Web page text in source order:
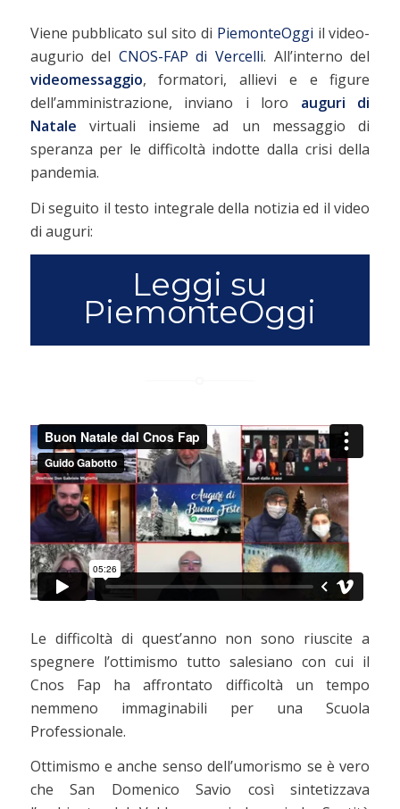
Viene pubblicato sul sito di PiemonteOggi il video-
augurio del CNOS-FAP di Vercelli. All’interno del
videomessaggio, formatori, allievi e e figure
dell’amministrazione, inviano i loro auguri di
Natale virtuali insieme ad un messaggio di
speranza per le difficoltà indotte dalla crisi della
pandemia.
Di seguito il testo integrale della notizia ed il video
di auguri:
Leggi su
PiemonteOggi
Le difficoltà di quest’anno non sono riuscite a
spegnere l’ottimismo tutto salesiano con cui il
Cnos Fap ha affrontato difficoltà un tempo
nemmeno immaginabili per una Scuola
Professionale.
Ottimismo e anche senso dell’umorismo se è vero
che San Domenico Savio così sintetizzava